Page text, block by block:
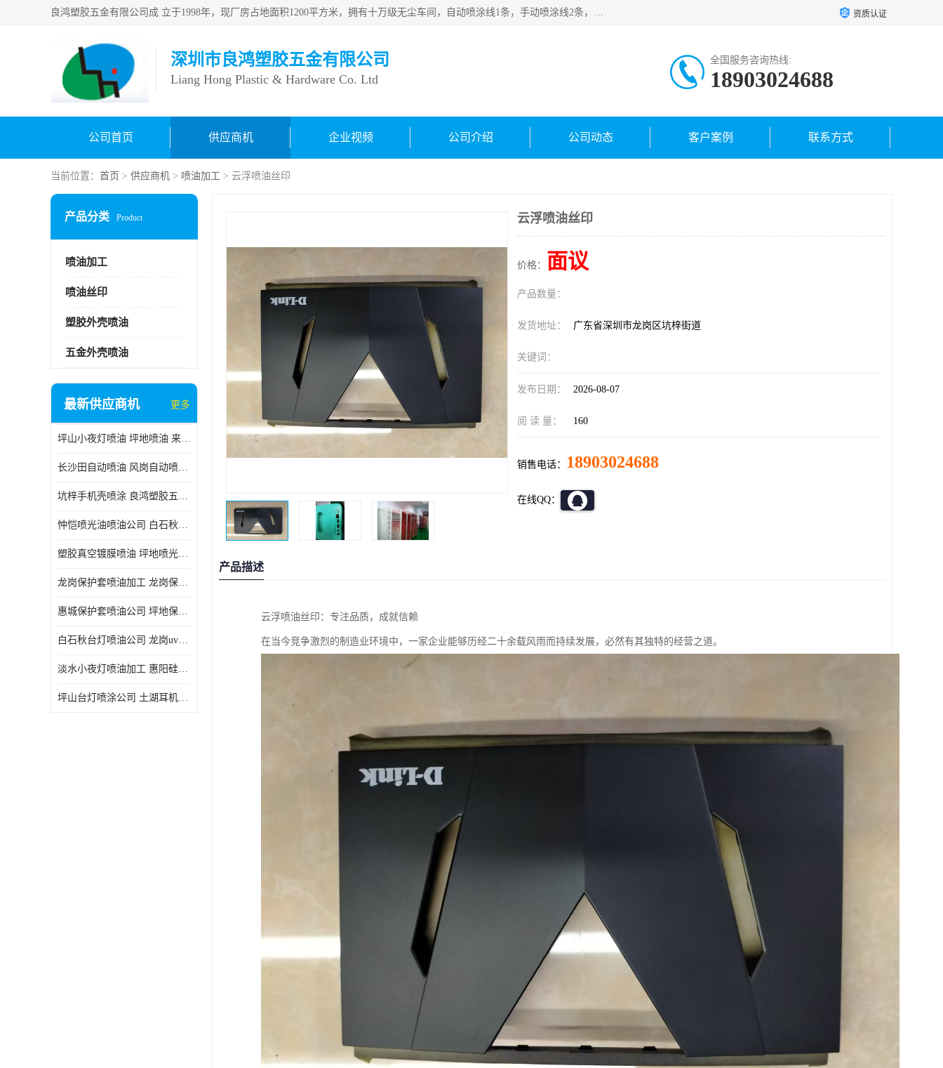
良鸿塑胶五金有限公司成 立于1998年，现厂房占地面积1200平方米，拥有十万级无尘车间，自动喷涂线1条，手动喷涂线2条，丝印移印滚印烫印拉线1条，本公司自建厂以来一直 以“顾客、品质、服务三个第一”为原则，从来货到处理、喷漆、烘烤、品检、包装等每一道工序都严格把持质量关，竭诚为广大朋友、客户服务。现如今已深得广 大客户信赖。 资质认证
深圳市良鸿塑胶五金有限公司
Liang Hong Plastic & Hardware Co. Ltd
全国服务咨询热线:
18903024688
公司首页 供应商机 企业视频 公司介绍 公司动态 客户案例 联系方式
当前位置： 首页 > 供应商机 > 喷油加工 > 云浮喷油丝印
产品分类 Product
喷油加工
喷油丝印
塑胶外壳喷油
五金外壳喷油
最新供应商机 更多
坪山小夜灯喷油 坪地喷油 来样订做
长沙田自动喷油 风岗自动喷涂 良鸿塑胶五金
坑梓手机壳喷涂 良鸿塑胶五金 坪地小夜灯喷涂公司
忡恺喷光油喷油公司 白石秋蓝牙喷涂
塑胶真空镀膜喷油 坪地喷光油喷油
龙岗保护套喷油加工 龙岗保护套喷油
惠城保护套喷油公司 坪地保护套喷油 良鸿塑胶五金
白石秋台灯喷油公司 龙岗uv喷油 良鸿塑胶五金
淡水小夜灯喷油加工 惠阳硅胶喷油 良鸿塑胶五金
坪山台灯喷涂公司 土湖耳机喷涂 加工定制
云浮喷油丝印
价格： 面议
产品数量：
发货地址： 广东省深圳市龙岗区坑梓街道
关键词：
发布日期： 2026-08-07
阅 读 量： 160
销售电话： 18903024688
在线QQ：
产品描述
云浮喷油丝印：专注品质，成就信赖
在当今竞争激烈的制造业环境中，一家企业能够历经二十余载风雨而持续发展，必然有其独特的经营之道。